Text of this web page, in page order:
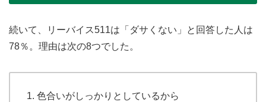
続いて、リーバイス511は「ダサくない」と回答した人は
78％。理由は次の8つでした。
色合いがしっかりとしているから